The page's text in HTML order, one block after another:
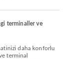
terminaller ve
terminal